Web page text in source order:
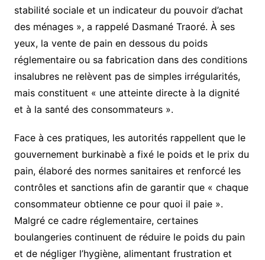
stabilité sociale et un indicateur du pouvoir d’achat
des ménages », a rappelé Dasmané Traoré. À ses
yeux, la vente de pain en dessous du poids
réglementaire ou sa fabrication dans des conditions
insalubres ne relèvent pas de simples irrégularités,
mais constituent « une atteinte directe à la dignité
et à la santé des consommateurs ».
Face à ces pratiques, les autorités rappellent que le
gouvernement burkinabè a fixé le poids et le prix du
pain, élaboré des normes sanitaires et renforcé les
contrôles et sanctions afin de garantir que « chaque
consommateur obtienne ce pour quoi il paie ».
Malgré ce cadre réglementaire, certaines
boulangeries continuent de réduire le poids du pain
et de négliger l’hygiène, alimentant frustration et